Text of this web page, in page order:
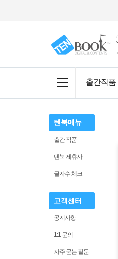
출간작품
텐북메뉴
출간 작품
텐북 제휴사
글자수 체크
고객센터
공지사항
1:1 문의
자주 묻는 질문